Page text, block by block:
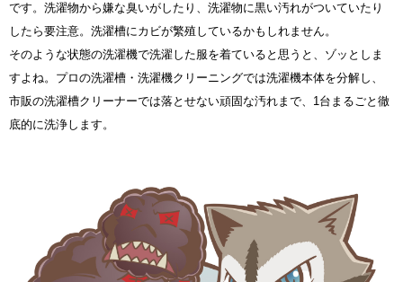
です。洗濯物から嫌な臭いがしたり、洗濯物に黒い汚れがついていたり
したら要注意。洗濯槽にカビが繁殖しているかもしれません。
そのような状態の洗濯機で洗濯した服を着ていると思うと、ゾッとしま
すよね。プロの洗濯槽・洗濯機クリーニングでは洗濯機本体を分解し、
市販の洗濯槽クリーナーでは落とせない頑固な汚れまで、1台まるごと徹
底的に洗浄します。